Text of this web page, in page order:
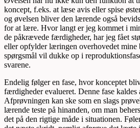
koncept, f.eks. at læse avis eller spise
og øvelsen bliver den lærende også
for at lære. Hvor langt er jeg kommet i
de påkrævede færdigheder, har jeg fået
eller opfylder læringen overhovedet mine
spørgsmål vil dukke op i
svarene.
Endelig følger en fase, hvor konceptet
færdigheder eva­lueret. Denne fase kaldes
Afprøvningen kan ske som en slags
lærende teste på hinanden, om man
det på den rigtige måde i situationen.